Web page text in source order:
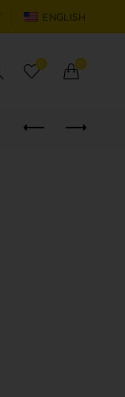
ENGLISH
0 0